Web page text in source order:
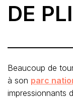
DE
Beaucoup de
à son parc
impressionnants